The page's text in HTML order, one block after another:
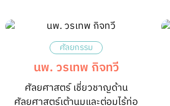
ศัลยกรรม
นพ. วรเทพ กิจทวี
ศัลยศาสตร์ เชี่ยวชาญด้าน
ศัลยศาสตร์เต้านมและต่อมไร้ท่อ